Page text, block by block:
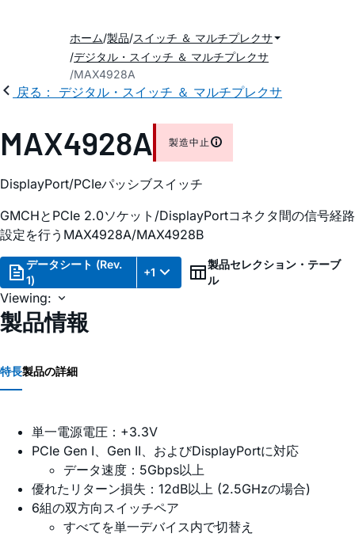
ホーム 製品 スイッチ ＆ マルチプレクサ
デジタル・スイッチ ＆ マルチプレクサ
MAX4928A
戻る： デジタル・スイッチ ＆ マルチプレクサ
MAX4928A 製造中止
DisplayPort/PCIeパッシブスイッチ
GMCHとPCIe 2.0ソケット/DisplayPortコネクタ間の信号経路
設定を行うMAX4928A/MAX4928B
データシート (Rev.
1)
+1
製品セレクション・テーブ
ル
Viewing:
製品情報
特長製品の詳細
単一電源電圧：+3.3V
PCIe Gen I、Gen II、およびDisplayPortに対応
データ速度：5Gbps以上
優れたリターン損失：12dB以上 (2.5GHzの場合)
6組の双方向スイッチペア
すべてを単一デバイス内で切替え